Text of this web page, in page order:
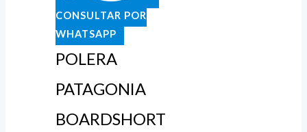
CONSULTAR POR
WHATSAPP
POLERA
PATAGONIA
BOARDSHORT